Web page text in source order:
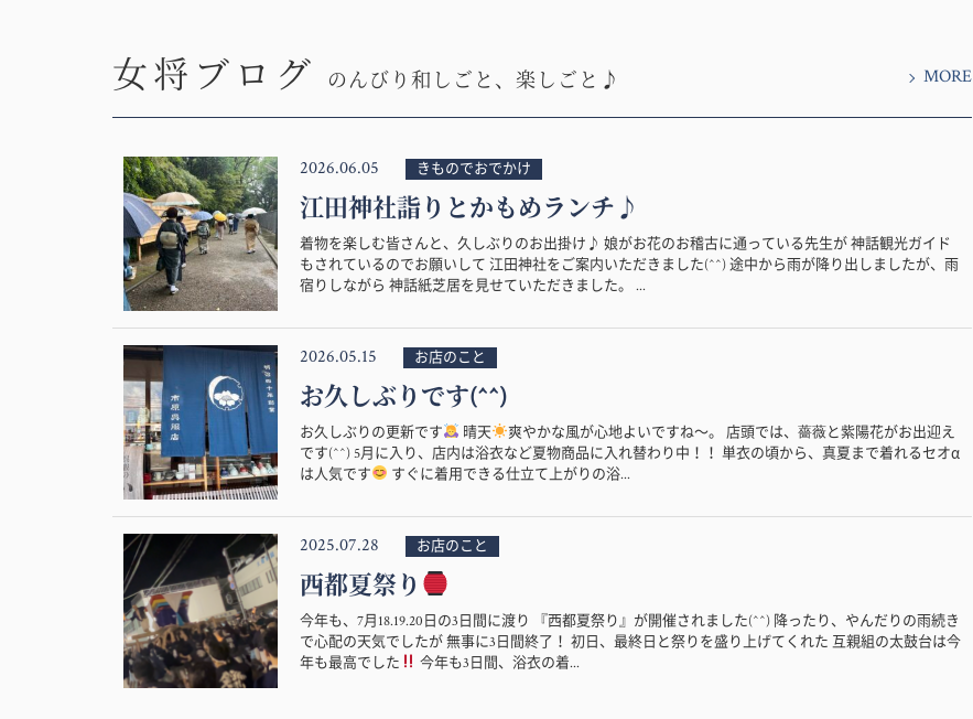
女将ブログ のんびり和しごと、楽しごと♪ MORE
2026.06.05 きものでおでかけ
江田神社詣りとかもめランチ♪
着物を楽しむ皆さんと、久しぶりのお出掛け♪ 娘がお花のお稽古に通っている先生が 神話観光ガイド
もされているのでお願いして 江田神社をご案内いただきました(^^) 途中から雨が降り出しましたが、雨
宿りしながら 神話紙芝居を見せていただきました。 ...
2026.05.15 お店のこと
お久しぶりです(^^)
お久しぶりの更新です 晴天
爽やかな風が心地よいですね〜。 店頭では、薔薇と紫陽花がお出迎え
です(^^) 5月に入り、店内は浴衣など夏物商品に入れ替わり中！！ 単衣の頃から、真夏まで着れるセオα
は人気です
すぐに着用できる仕立て上がりの浴...
2025.07.28 お店のこと
西都夏祭り
今年も、7月18.19.20日の3日間に渡り 『西都夏祭り』が開催されました(^^) 降ったり、やんだりの雨続き
で心配の天気でしたが 無事に3日間終了！ 初日、最終日と祭りを盛り上げてくれた 互親組の太鼓台は今
年も最高でした
今年も3日間、浴衣の着...